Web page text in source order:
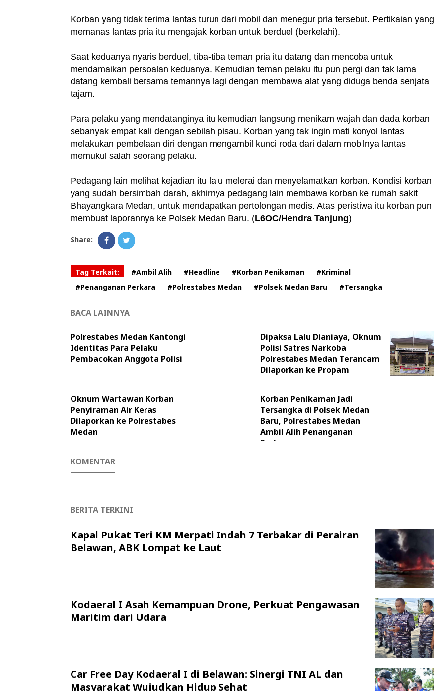
Korban yang tidak terima lantas turun dari mobil dan menegur pria tersebut. Pertikaian yang
memanas lantas pria itu mengajak korban untuk berduel (berkelahi).
Saat keduanya nyaris berduel, tiba-tiba teman pria itu datang dan mencoba untuk
mendamaikan persoalan keduanya. Kemudian teman pelaku itu pun pergi dan tak lama
datang kembali bersama temannya lagi dengan membawa alat yang diduga benda senjata
tajam.
Para pelaku yang mendatanginya itu kemudian langsung menikam wajah dan dada korban
sebanyak empat kali dengan sebilah pisau. Korban yang tak ingin mati konyol lantas
melakukan pembelaan diri dengan mengambil kunci roda dari dalam mobilnya lantas
memukul salah seorang pelaku.
Pedagang lain melihat kejadian itu lalu melerai dan menyelamatkan korban. Kondisi korban
yang sudah bersimbah darah, akhirnya pedagang lain membawa korban ke rumah sakit
Bhayangkara Medan, untuk mendapatkan pertolongan medis. Atas peristiwa itu korban pun
membuat laporannya ke Polsek Medan Baru. (L6OC/Hendra Tanjung)
Share:
Tag Terkait: #Ambil Alih #Headline #Korban Penikaman
#Kriminal
#Penanganan Perkara
#Polrestabes Medan #Polsek Medan Baru #Tersangka
BACA LAINNYA
Polrestabes Medan Kantongi
Identitas Para Pelaku
Pembacokan Anggota Polisi
Dipaksa Lalu Dianiaya, Oknum
Polisi Satres Narkoba
Polrestabes Medan Terancam
Dilaporkan ke Propam
Oknum Wartawan Korban
Penyiraman Air Keras
Dilaporkan ke Polrestabes
Medan
Korban Penikaman Jadi
Tersangka di Polsek Medan
Baru, Polrestabes Medan
Ambil Alih Penanganan
Perkara
KOMENTAR
BERITA TERKINI
Kapal Pukat Teri KM Merpati Indah 7 Terbakar di Perairan
Belawan, ABK Lompat ke Laut
Kodaeral I Asah Kemampuan Drone, Perkuat Pengawasan
Maritim dari Udara
Car Free Day Kodaeral I di Belawan: Sinergi TNI AL dan
Masyarakat Wujudkan Hidup Sehat